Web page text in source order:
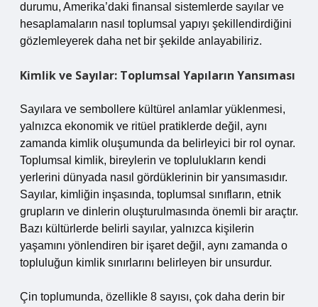
durumu, Amerika’daki finansal sistemlerde sayılar ve
hesaplamaların nasıl toplumsal yapıyı şekillendirdiğini
gözlemleyerek daha net bir şekilde anlayabiliriz.
Kimlik ve Sayılar: Toplumsal Yapıların Yansıması
Sayılara ve sembollere kültürel anlamlar yüklenmesi,
yalnızca ekonomik ve ritüel pratiklerde değil, aynı
zamanda kimlik oluşumunda da belirleyici bir rol oynar.
Toplumsal kimlik, bireylerin ve toplulukların kendi
yerlerini dünyada nasıl gördüklerinin bir yansımasıdır.
Sayılar, kimliğin inşasında, toplumsal sınıfların, etnik
grupların ve dinlerin oluşturulmasında önemli bir araçtır.
Bazı kültürlerde belirli sayılar, yalnızca kişilerin
yaşamını yönlendiren bir işaret değil, aynı zamanda o
topluluğun kimlik sınırlarını belirleyen bir unsurdur.
Çin toplumunda, özellikle 8 sayısı, çok daha derin bir